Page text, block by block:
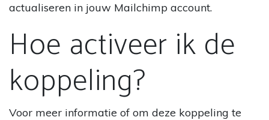
actualiseren in jouw Mailchimp account.
Hoe activeer ik de
koppeling?
Voor meer informatie of om deze koppeling te